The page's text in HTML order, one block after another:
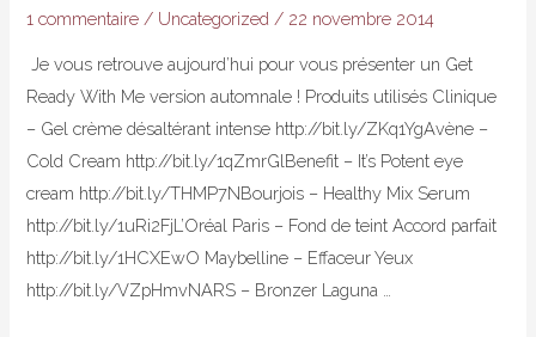
1 commentaire / Uncategorized / 22 novembre 2014
Je vous retrouve aujourd’hui pour vous présenter un Get
Ready With Me version automnale ! Produits utilisés Clinique
– Gel crème désaltérant intense http://bit.ly/ZKq1YgAvène –
Cold Cream http://bit.ly/1qZmrGlBenefit – It’s Potent eye
cream http://bit.ly/THMP7NBourjois – Healthy Mix Serum
http://bit.ly/1uRi2FjL’Oréal Paris – Fond de teint Accord parfait
http://bit.ly/1HCXEwO Maybelline – Effaceur Yeux
http://bit.ly/VZpHmvNARS – Bronzer Laguna …